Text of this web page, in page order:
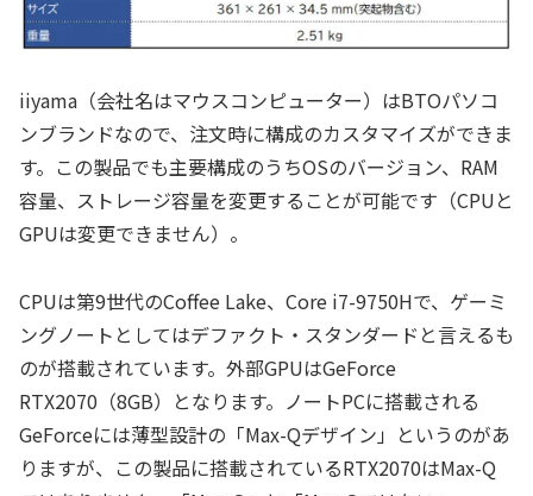
iiyama（会社名はマウスコンピューター）はBTOパソコ
ンブランドなので、注文時に構成のカスタマイズができま
す。この製品でも主要構成のうちOSのバージョン、RAM
容量、ストレージ容量を変更することが可能です（CPUと
GPUは変更できません）。
CPUは第9世代のCoffee Lake、Core i7-9750Hで、ゲーミ
ングノートとしてはデファクト・スタンダードと言えるも
のが搭載されています。外部GPUはGeForce
RTX2070（8GB）となります。ノートPCに搭載される
GeForceには薄型設計の「Max-Qデザイン」というのがあ
りますが、この製品に搭載されているRTX2070はMax-Q